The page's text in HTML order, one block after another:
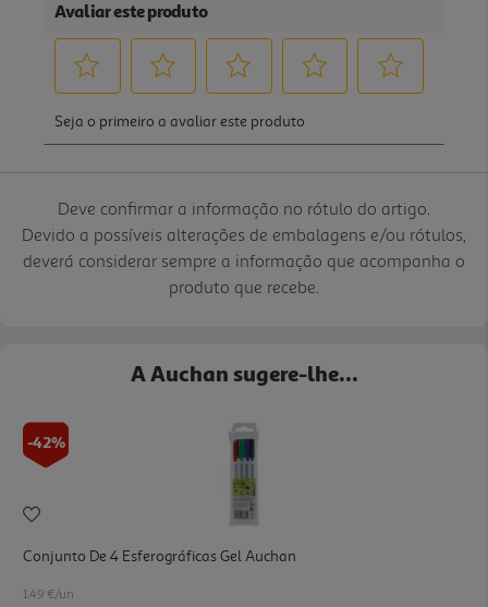
Deve confirmar a informação no rótulo do artigo.
Devido a possíveis alterações de embalagens e/ou rótulos,
deverá considerar sempre a informação que acompanha o
produto que recebe.
A Auchan sugere-lhe...
-42%
Conjunto De 4 Esferográficas Gel Auchan
1.49 €/un